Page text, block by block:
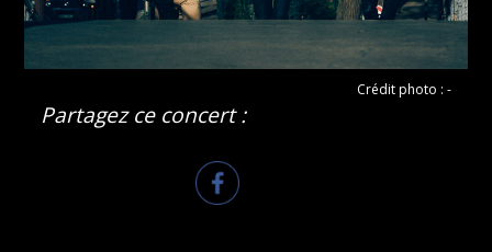
Crédit photo : -
Partagez ce concert :